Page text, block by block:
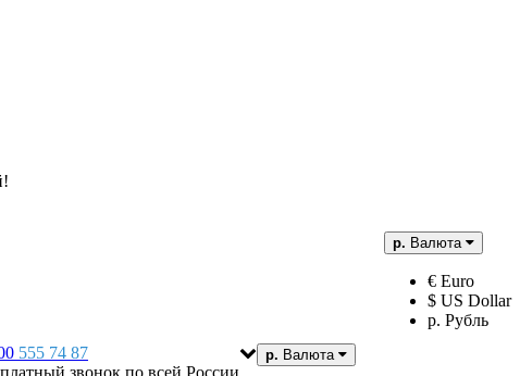
р. Валюта
€ Euro
$ US Dollar
р. Рубль
р. Валюта
555 74 87
звонок по всей России